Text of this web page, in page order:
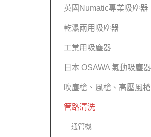
英國Numatic專業吸塵器
乾濕兩用吸塵器
工業用吸塵器
日本 OSAWA 氣動吸塵器
吹塵槍、風槍、高壓風槍
管路清洗
通管機